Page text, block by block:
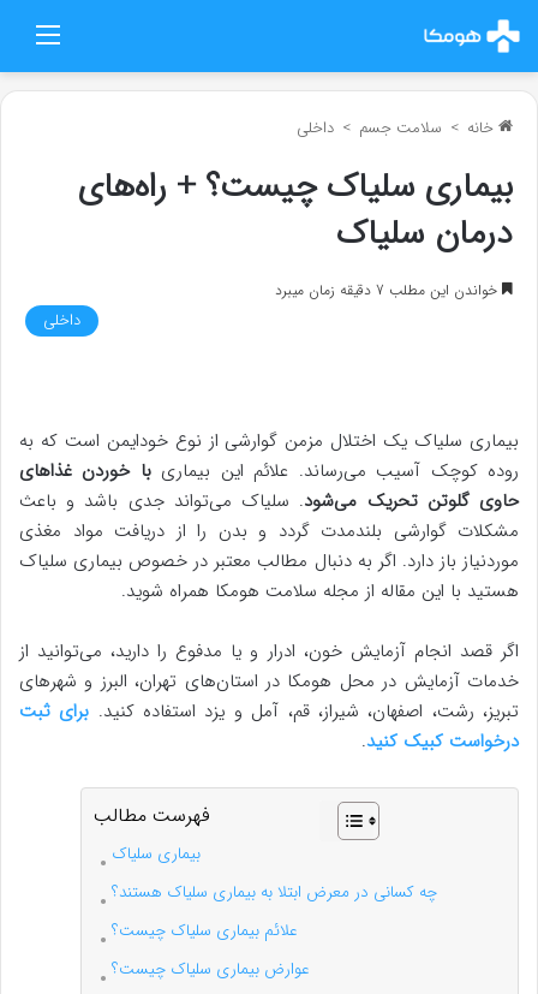
خانه > سلامت جسم > داخلی
بیماری سلیاک چیست؟ + راه‌های
درمان سلیاک
خواندن این مطلب 7 دقیقه زمان میبرد
داخلی
بیماری سلیاک یک اختلال مزمن گوارشی از نوع خودایمن است که به
روده کوچک آسیب می‌رساند. علائم این بیماریبا خوردن غذاهای
حاوی گلوتن تحریک می‌شود. سلیاک می‌تواند جدی باشد و باعث
مشکلات گوارشی بلندمدت گردد و بدن را از دریافت مواد مغذی
موردنیاز باز دارد. اگر به دنبال مطالب معتبر در خصوص بیماری سلیاک
هستید با این مقاله از مجله سلامت هومکا همراه شوید.
اگر قصد انجام آزمایش خون، ادرار و یا مدفوع را دارید، می‌توانید از
خدمات آزمایش در محل هومکا در استان‌های تهران، البرز و شهرهای
تبریز، رشت، اصفهان، شیراز، قم، آمل و یزد استفاده کنید. برای ثبت
درخواست کبیک کنید.
فهرست مطالب
بیماری سلیاک
چه کسانی در معرض ابتلا به بیماری سلیاک هستند؟
علائم بیماری سلیاک چیست؟
عوارض بیماری سلیاک چیست؟